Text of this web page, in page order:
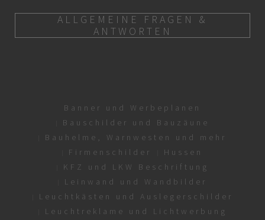
ALLGEMEINE FRAGEN &
ANTWORTEN
Banner und Werbeplanen
Bauschilder und Bauzäune
Bauhelme, Warnwesten und mehr
Firmenschilder
Hussen
KFZ und LKW Beschriftung
Leinwand und Wandbilder
Leuchtkästen und Auslegerschilder
Leuchtreklame und Lichtwerbung